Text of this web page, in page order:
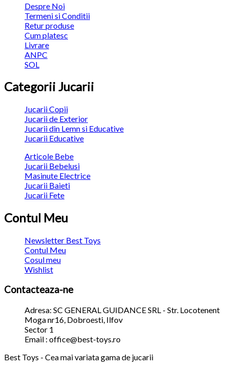
Despre Noi
Termeni si Conditii
Retur produse
Cum platesc
Livrare
ANPC
SOL
Categorii Jucarii
Jucarii Copii
Jucarii de Exterior
Jucarii din Lemn si Educative
Jucarii Educative
Articole Bebe
Jucarii Bebelusi
Masinute Electrice
Jucarii Baieti
Jucarii Fete
Contul Meu
Newsletter Best Toys
Contul Meu
Cosul meu
Wishlist
Contacteaza-ne
Adresa: SC GENERAL GUIDANCE SRL - Str. Locotenent
Moga nr16, Dobroesti, Ilfov
Sector 1
Email : office@best-toys.ro
Best Toys - Cea mai variata gama de jucarii